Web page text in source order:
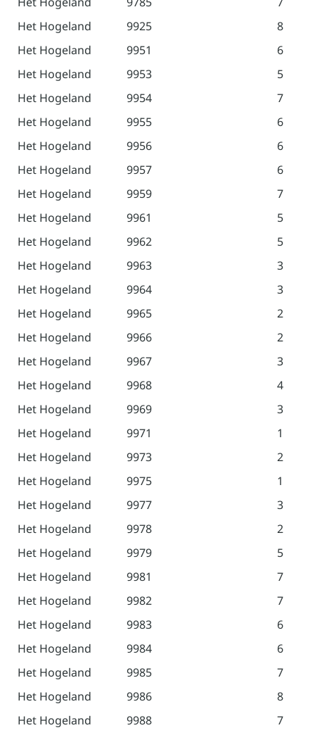
Het Hogeland
9925
8
Het Hogeland
9951
6
Het Hogeland
9953
5
Het Hogeland
9954
7
Het Hogeland
9955
6
Het Hogeland
9956
6
Het Hogeland
9957
6
Het Hogeland
9959
7
Het Hogeland
9961
5
Het Hogeland
9962
5
Het Hogeland
9963
3
Het Hogeland
9964
3
Het Hogeland
9965
2
Het Hogeland
9966
2
Het Hogeland
9967
3
Het Hogeland
9968
4
Het Hogeland
9969
3
Het Hogeland
9971
1
Het Hogeland
9973
2
Het Hogeland
9975
1
Het Hogeland
9977
3
Het Hogeland
9978
2
Het Hogeland
9979
5
Het Hogeland
9981
7
Het Hogeland
9982
7
Het Hogeland
9983
6
Het Hogeland
9984
6
Het Hogeland
9985
7
Het Hogeland
9986
8
Het Hogeland
9988
7